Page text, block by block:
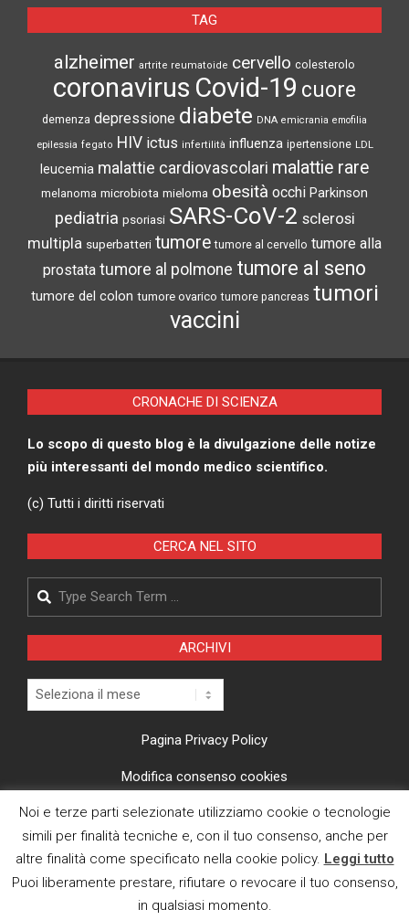
TAG
alzheimer artrite reumatoide cervello colesterolo
coronavirus Covid-19 cuore
demenza depressione diabete DNA emicrania emofilia
epilessia fegato HIV ictus infertilità influenza ipertensione LDL
leucemia malattie cardiovascolari malattie rare
melanoma microbiota mieloma obesità occhi Parkinson
pediatria psoriasi SARS-CoV-2 sclerosi
multipla superbatteri tumore tumore al cervello tumore alla
prostata tumore al polmone tumore al seno
tumore del colon tumore ovarico tumore pancreas tumori
vaccini
CRONACHE DI SCIENZA
Lo scopo di questo blog è la divulgazione delle notize
più interessanti del mondo medico scientifico.
(c) Tutti i diritti riservati
CERCA NEL SITO
Search
ARCHIVI
Archivi
Pagina Privacy Policy
Modifica consenso cookies
CI TROVI ANCHE SU
Noi e terze parti selezionate utilizziamo cookie o tecnologie
simili per finalità tecniche e, con il tuo consenso, anche per
altre finalità come specificato nella cookie policy. Leggi tutto
Puoi liberamente prestare, rifiutare o revocare il tuo consenso,
in qualsiasi momento.